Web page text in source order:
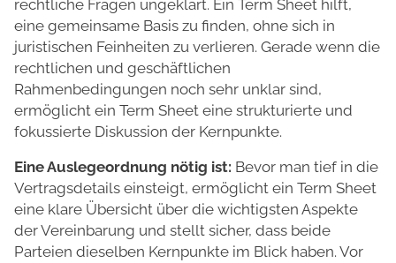
rechtliche Fragen ungeklärt. Ein Term Sheet hilft,
eine gemeinsame Basis zu finden, ohne sich in
juristischen Feinheiten zu verlieren. Gerade wenn die
rechtlichen und geschäftlichen
Rahmenbedingungen noch sehr unklar sind,
ermöglicht ein Term Sheet eine strukturierte und
fokussierte Diskussion der Kernpunkte.
Eine Auslegeordnung nötig ist: Bevor man tief in die
Vertragsdetails einsteigt, ermöglicht ein Term Sheet
eine klare Übersicht über die wichtigsten Aspekte
der Vereinbarung und stellt sicher, dass beide
Parteien dieselben Kernpunkte im Blick haben. Vor